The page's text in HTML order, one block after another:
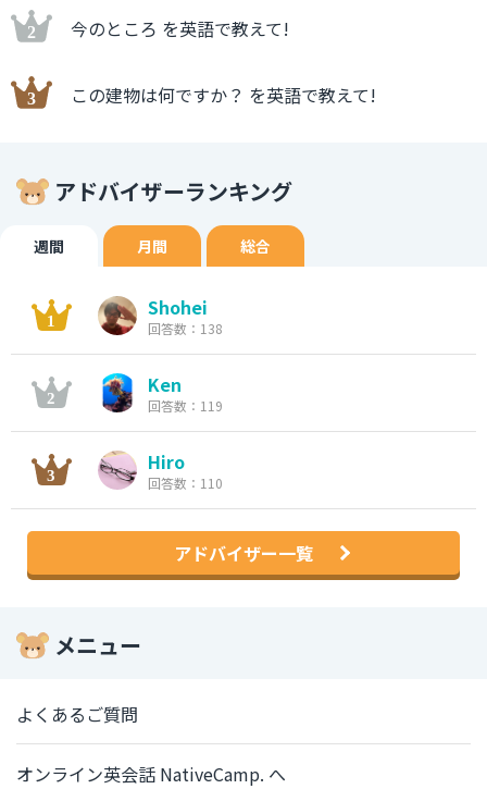
今のところ を英語で教えて!
この建物は何ですか？ を英語で教えて!
アドバイザーランキング
週間 月間 総合
Shohei
回答数：138
Ken
回答数：119
Hiro
回答数：110
アドバイザー一覧
メニュー
よくあるご質問
オンライン英会話 NativeCamp. へ